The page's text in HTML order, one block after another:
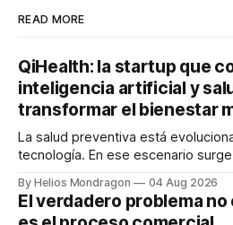
READ MORE
QiHealth: la startup que
inteligencia artificial y
transformar el bienestar
La salud preventiva está
tecnología. En ese escenario
dispositivos inteligentes,
en tiempo real para ayudar a las
By Helios Mondragon 04 Aug 2026
El verdadero problema